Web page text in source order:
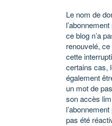
Le nom de
ce blog n’a
renouvelé,
cette
certains cas,
également
un mot de
son accès
pas été